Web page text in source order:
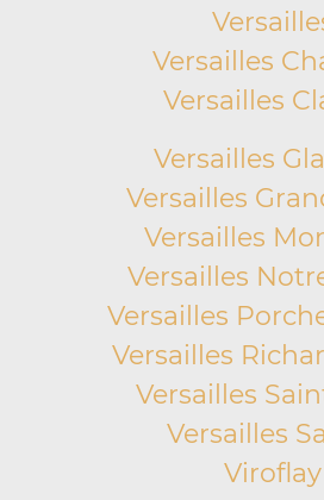
Versailles
Versailles
Versailles
Versailles
Versailles
Versailles
Versailles
Versailles
Versailles
Versailles
Viroflay